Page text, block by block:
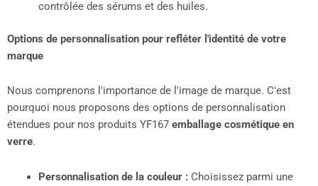
contrôlée des sérums et des huiles.
Options de personnalisation pour refléter l'identité de votre
marque
Nous comprenons l'importance de l'image de marque. C'est
pourquoi nous proposons des options de personnalisation
étendues pour nos produits YF167 emballage cosmétique en
verre.
Personnalisation de la couleur :Choisissez parmi une